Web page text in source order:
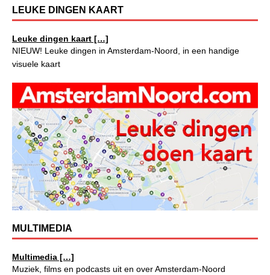
LEUKE DINGEN KAART
Leuke dingen kaart […]
NIEUW! Leuke dingen in Amsterdam-Noord, in een handige
visuele kaart
MULTIMEDIA
Multimedia […]
Muziek, films en podcasts uit en over Amsterdam-Noord